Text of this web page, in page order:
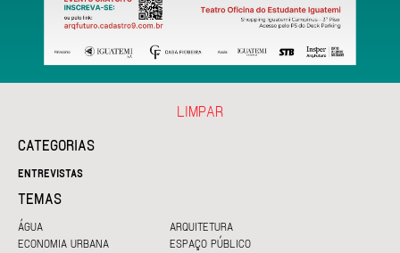
CATEGORIAS
ENTREVISTAS
TEMAS
ÁGUA
ARQUITETURA
ECONOMIA URBANA
ESPAÇO PÚBLICO
LIMPAR